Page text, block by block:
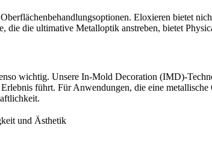
Eloxieren bietet
die die ultimative Metalloptik anstreben, bietet
wichtig. Unsere In-Mold Decoration (IMD)-
führt. Für Anwendungen, die eine
und Ästhetik